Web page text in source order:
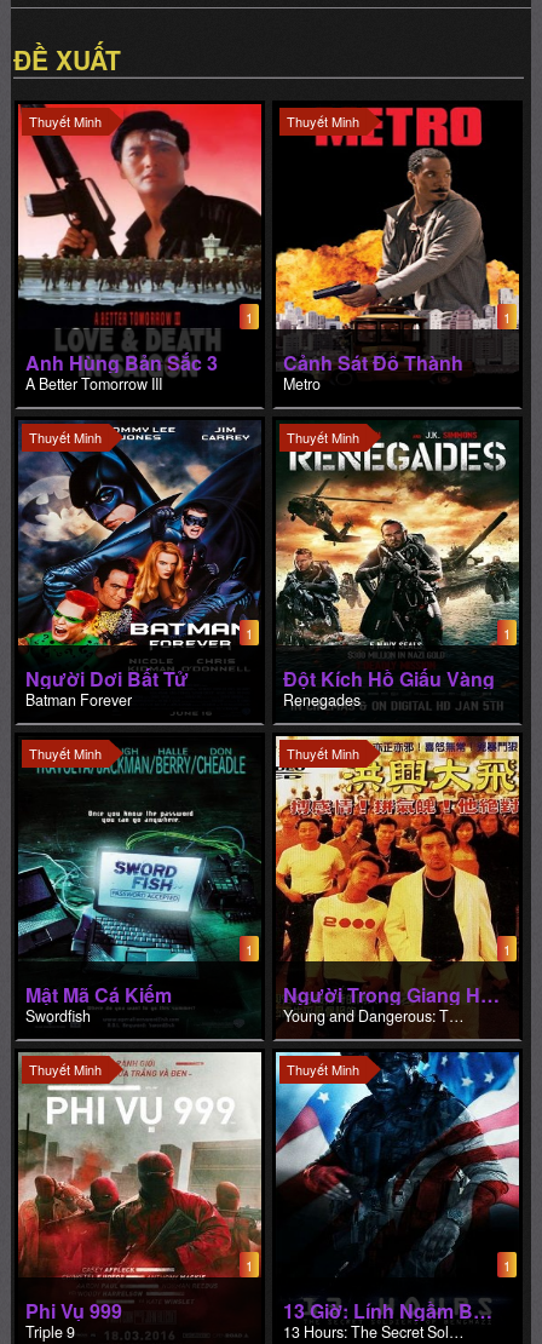
ĐỀ XUẤT
Thuyết Minh
1
Anh Hùng Bản Sắc 3
A Better Tomorrow III
Thuyết Minh
1
Cảnh Sát Đô Thành
Metro
Thuyết Minh
1
Người Dơi Bất Tử
Batman Forever
Thuyết Minh
1
Đột Kích Hồ Giấu Vàng
Renegades
Thuyết Minh
1
Mật Mã Cá Kiếm
Swordfish
Thuyết Minh
1
Người Trong Giang Hồ: Hồng Hưng Đại Phi Ca
Young and Dangerous: The Legendary Tai Fei
Thuyết Minh
1
Phi Vụ 999
Triple 9
Thuyết Minh
1
13 Giờ: Lính Ngầm Benghazi
13 Hours: The Secret Soldiers of Benghazi